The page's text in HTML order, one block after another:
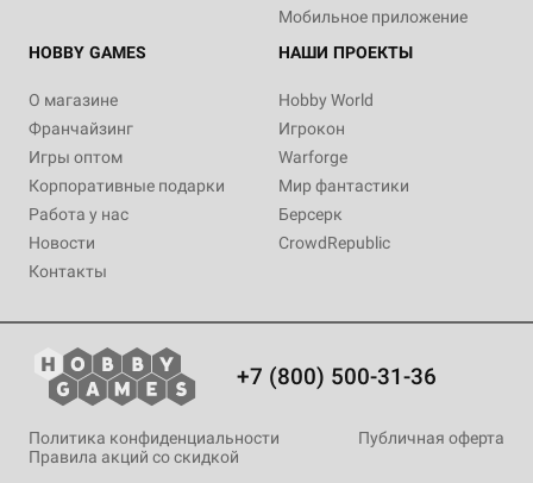
Мобильное приложение
HOBBY GAMES
О магазине
Франчайзинг
Игры оптом
Корпоративные подарки
Работа у нас
Новости
Контакты
НАШИ ПРОЕКТЫ
Hobby World
Игрокон
Warforge
Мир фантастики
Берсерк
CrowdRepublic
+7 (800) 500-31-36
Политика конфиденциальности
Публичная оферта
Правила акций со скидкой